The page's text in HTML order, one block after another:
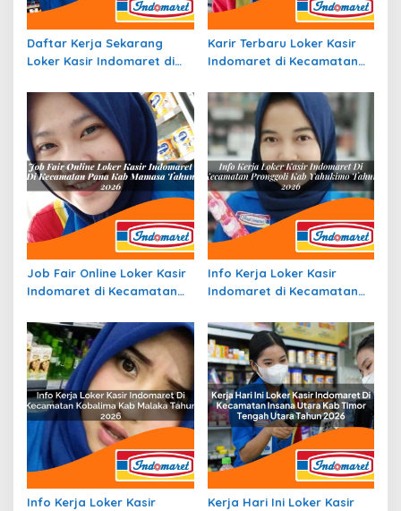
Daftar Kerja Sekarang
Loker Kasir Indomaret di
Tabalong Tahun 2026
Karir Terbaru Loker Kasir
Indomaret di Kecamatan
Kepulauan Sangihe Tahun
2026
Job Fair Online Loker Kasir
Indomaret di Kecamatan
2026
Info Kerja Loker Kasir
Indomaret di Kecamatan
Tahun 2026
Info Kerja Loker Kasir
Kerja Hari Ini Loker Kasir